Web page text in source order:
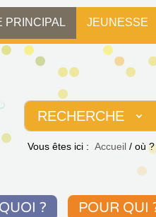
PRINCIPAL JEUNESSE
RECHERCHE
Vous êtes ici : Accueil / où ?
QUOI ? POUR QUI